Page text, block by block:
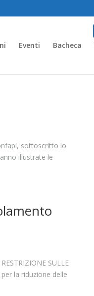
Eventi Bacheca
sottoscritto lo
illustrate le
SULLE
per la riduzione delle